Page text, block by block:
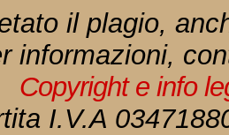
il plagio,
informazioni,
Copyright e info
I.V.A